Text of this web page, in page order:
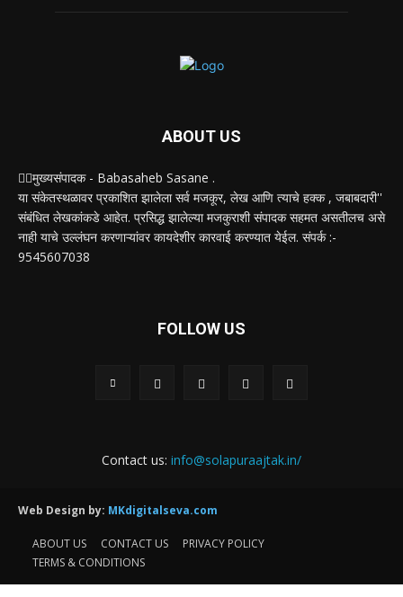
ABOUT US
✍🏻मुख्यसंपादक - Babasaheb Sasane .
या संकेतस्थळावर प्रकाशित झालेला सर्व मजकूर, लेख आणि त्याचे हक्क , जबाबदारी''
संबंधित लेखकांकडे आहेत. प्रसिद्ध झालेल्या मजकुराशी संपादक सहमत असतीलच असे
नाही याचे उल्लंघन करणाऱ्यांवर कायदेशीर कारवाई करण्यात येईल. संपर्क :-
9545607038
FOLLOW US
Contact us: info@solapuraajtak.in/
Web Design by: MKdigitalseva.com
ABOUT US CONTACT US
PRIVACY POLICY
TERMS & CONDITIONS